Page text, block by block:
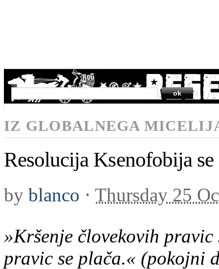
SEARCH
IZ GLOBALNEGA
Resolucija Ksenofobija
by blanco ⋅ Thursday 25
»Kršenje človekovih
pravic se plača.« (pokojni